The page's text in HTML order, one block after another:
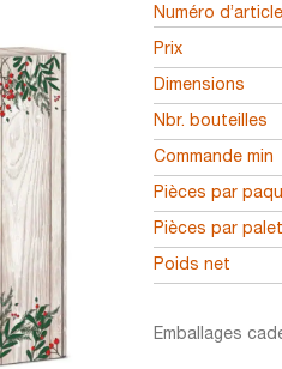
Numéro d’article
Prix
Dimensions
Nbr. bouteilles
Commande min
Pièces par
Pièces par
Poids net
Emballages